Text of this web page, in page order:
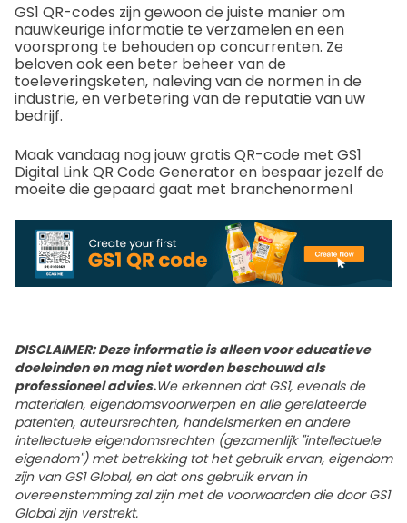
GS1 QR-codes zijn gewoon de juiste manier om
nauwkeurige informatie te verzamelen en een
voorsprong te behouden op concurrenten. Ze
beloven ook een beter beheer van de
toeleveringsketen, naleving van de normen in de
industrie, en verbetering van de reputatie van uw
bedrijf.
Maak vandaag nog jouw gratis QR-code met GS1
Digital Link QR Code Generator en bespaar jezelf de
moeite die gepaard gaat met branchenormen!
DISCLAIMER: Deze informatie is alleen voor educatieve
doeleinden en mag niet worden beschouwd als
professioneel advies.We erkennen dat GS1, evenals de
materialen, eigendomsvoorwerpen en alle gerelateerde
patenten, auteursrechten, handelsmerken en andere
intellectuele eigendomsrechten (gezamenlijk "intellectuele
eigendom") met betrekking tot het gebruik ervan, eigendom
zijn van GS1 Global, en dat ons gebruik ervan in
overeenstemming zal zijn met de voorwaarden die door GS1
Global zijn verstrekt.